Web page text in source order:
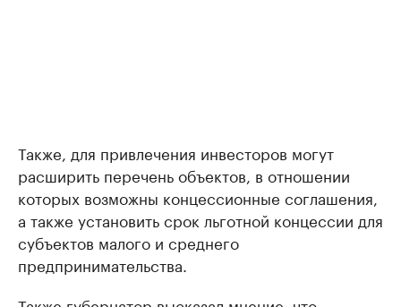
Также, для привлечения инвесторов могут
расширить перечень объектов, в отношении
которых возможны концессионные соглашения,
а также установить срок льготной концессии для
субъектов малого и среднего
предпринимательства.